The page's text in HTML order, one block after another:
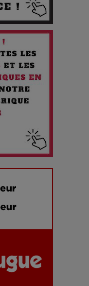
l'Artiste du
: une plongée dans un
célèbre ses 30
écologique en
de Stars
sous les